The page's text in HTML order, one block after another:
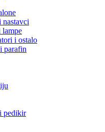
lampe
i ostalo
parafin
pedikir